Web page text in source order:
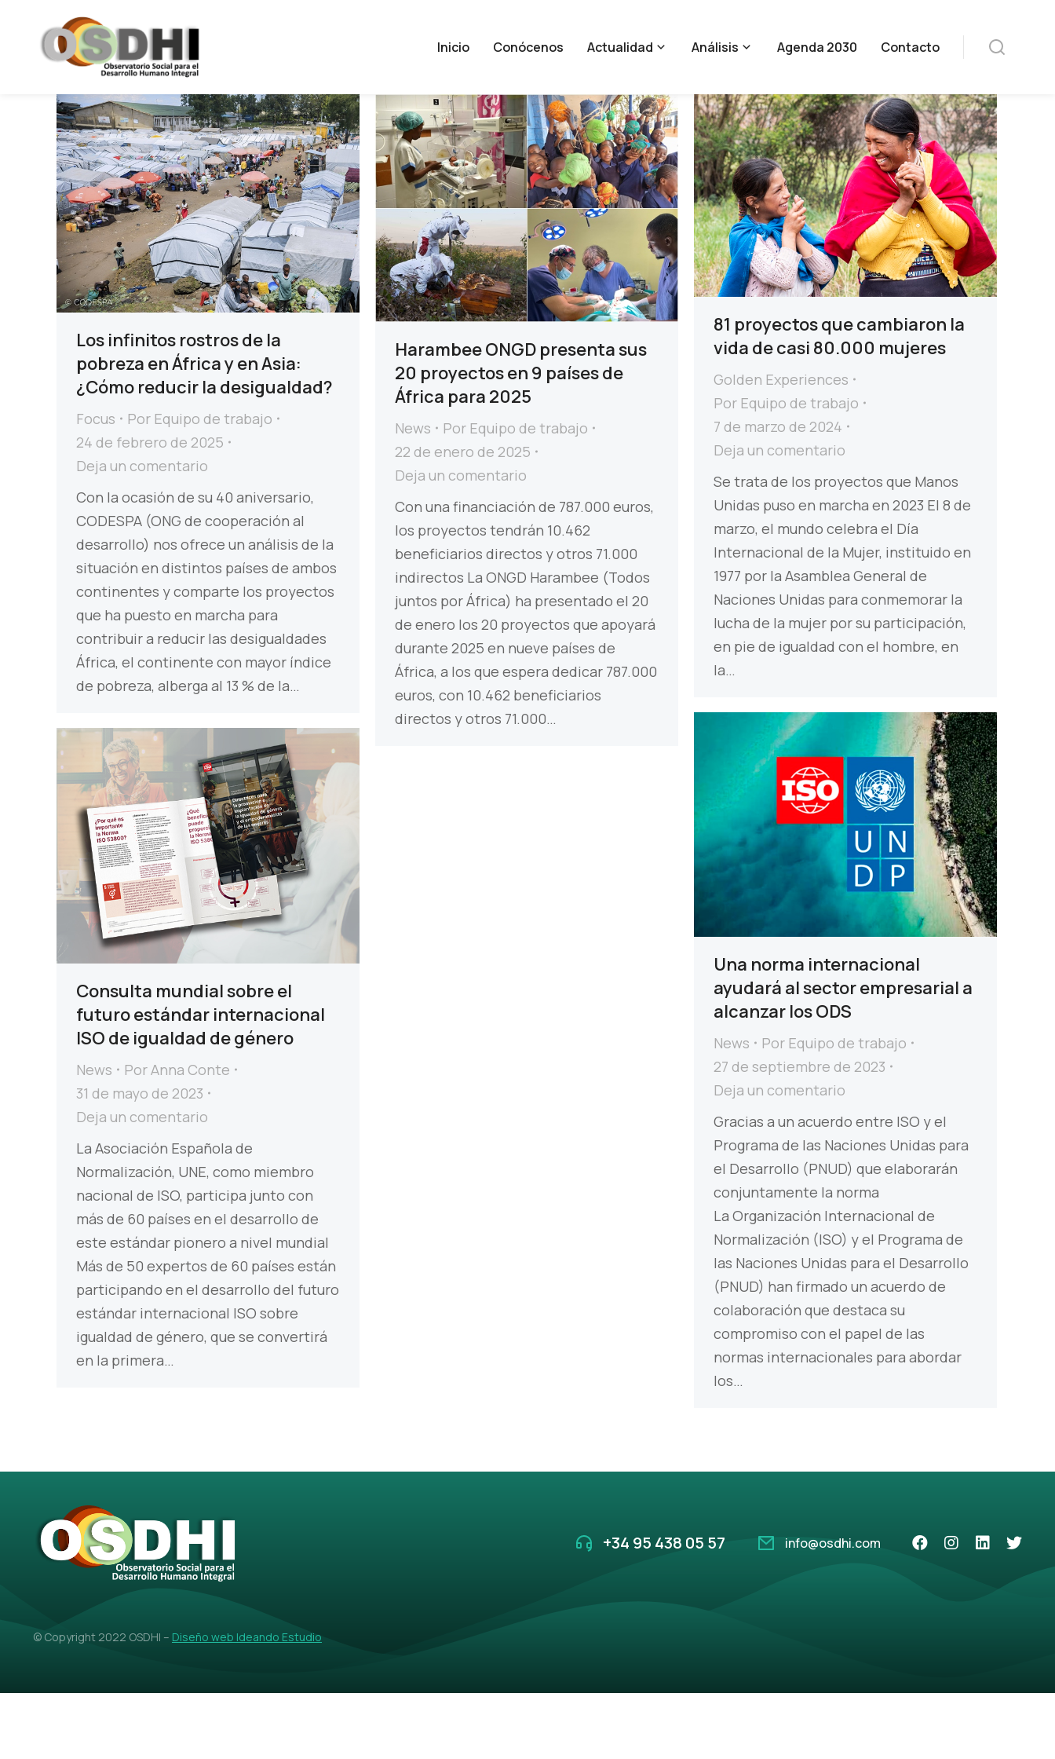
Inicio Conócenos Actualidad Análisis Agenda 2030 Contacto
Los infinitos rostros de la
pobreza en África y en Asia:
¿Cómo reducir la desigualdad?
Focus Por Equipo de trabajo
24 de febrero de 2025
Deja un comentario
Con la ocasión de su 40 aniversario,
CODESPA (ONG de cooperación al
desarrollo) nos ofrece un análisis de la
situación en distintos países de ambos
continentes y comparte los proyectos
que ha puesto en marcha para
contribuir a reducir las desigualdades
África, el continente con mayor índice
de pobreza, alberga al 13 % de la…
Harambee ONGD presenta sus
20 proyectos en 9 países de
África para 2025
News Por Equipo de trabajo
22 de enero de 2025
Deja un comentario
Con una financiación de 787.000 euros,
los proyectos tendrán 10.462
beneficiarios directos y otros 71.000
indirectos La ONGD Harambee (Todos
juntos por África) ha presentado el 20
de enero los 20 proyectos que apoyará
durante 2025 en nueve países de
África, a los que espera dedicar 787.000
euros, con 10.462 beneficiarios
directos y otros 71.000…
81 proyectos que cambiaron la
vida de casi 80.000 mujeres
Golden Experiences
Por Equipo de trabajo
7 de marzo de 2024
Deja un comentario
Se trata de los proyectos que Manos
Unidas puso en marcha en 2023 El 8 de
marzo, el mundo celebra el Día
Internacional de la Mujer, instituido en
1977 por la Asamblea General de
Naciones Unidas para conmemorar la
lucha de la mujer por su participación,
en pie de igualdad con el hombre, en
la…
Una norma internacional
ayudará al sector empresarial a
alcanzar los ODS
News Por Equipo de trabajo
27 de septiembre de 2023
Deja un comentario
Gracias a un acuerdo entre ISO y el
Programa de las Naciones Unidas para
el Desarrollo (PNUD) que elaborarán
conjuntamente la norma
La Organización Internacional de
Normalización (ISO) y el Programa de
las Naciones Unidas para el Desarrollo
(PNUD) han firmado un acuerdo de
colaboración que destaca su
compromiso con el papel de las
normas internacionales para abordar
los…
Consulta mundial sobre el
futuro estándar internacional
ISO de igualdad de género
News PorAnna Conte
31 de mayo de 2023
Deja un comentario
La Asociación Española de
Normalización, UNE, como miembro
nacional de ISO, participa junto con
más de 60 países en el desarrollo de
este estándar pionero a nivel mundial
Más de 50 expertos de 60 países están
participando en el desarrollo del futuro
estándar internacional ISO sobre
igualdad de género, que se convertirá
en la primera…
+34 95 438 05 57 info@osdhi.com
© Copyright 2022 OSDHI – Diseño web Ideando Estudio